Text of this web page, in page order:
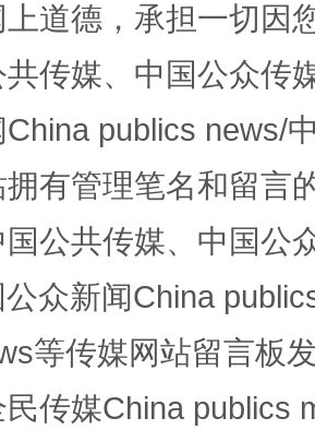
园优化重塑工作
游的“隐身衣” 如何以
道德，承担一切因
传媒、中国公众传
China publics news/
有管理笔名和留言
国公共传媒、中国公
众新闻China
等传媒网站留言板
传媒China publics